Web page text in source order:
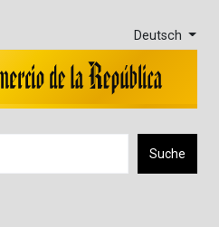
Deutsch
Suche